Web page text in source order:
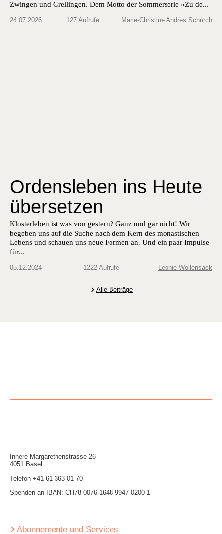
Zwingen und Grellingen. Dem Motto der Sommerserie «Zu de...
24.07.2026 127 Aufrufe Marie-Christine Andres Schürch
Ordensleben ​ins Heute
übersetzen
Klosterleben ist was von gestern? Ganz und gar nicht! Wir
begeben uns auf die Suche nach dem Kern des monastischen
Lebens und schauen uns neue Formen an. Und ein paar Impulse
für...
05.12.2024 1222 Aufrufe Leonie Wollensack
Alle Beiträge
Innere Mar­garethen­strasse 26
4051 Basel
Telefon +41 61 363 01 70
Spenden an IBAN: CH78 0076 1648 9947 0200 1
Abonnemente und Services